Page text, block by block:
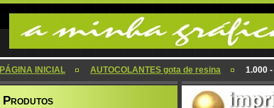
PÁGINA INICIAL AUTOCOLANTES gota de resina 1.000
PRODUTOS